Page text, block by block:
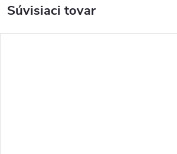
Súvisiaci tovar